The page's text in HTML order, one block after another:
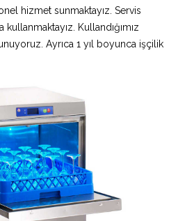
hizmet sunmaktayız. Servis
Kullandığımız
Ayrıca 1 yıl boyunca işçilik